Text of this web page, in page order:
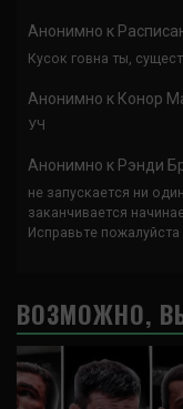
Анонимно к
Кусок говна ты,
Анонимно к Конор
УЧ
Анонимно к Рэнди
не запускается ни
заканчивается
Исправьте пожалуйста
ВОЗМОЖНО,